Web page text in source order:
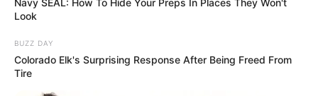
8 Kata Lucu Seputar Malam
Minggu ala Jomblo yang Bikin
Navy SEAL: How To Hide Your Preps In Places They Won't
Look
BUZZ DAY
Colorado Elk's Surprising Response After Being Freed From
Tire